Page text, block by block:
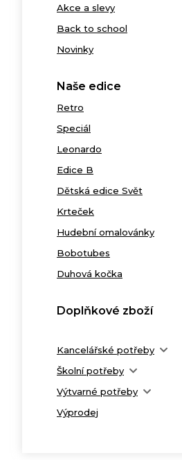
Akce a slevy
Back to school
Novinky
Naše edice
Retro
Speciál
Leonardo
Edice B
Dětská edice Svět
Krteček
Hudební omalovánky
Bobotubes
Duhová kočka
Doplňkové zboží
Kancelářské potřeby
Školní potřeby
Výtvarné potřeby
Výprodej